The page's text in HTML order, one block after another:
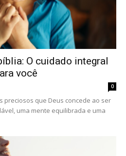
O cuidado integral
você
0
preciosos que Deus concede ao ser
uma mente equilibrada e uma